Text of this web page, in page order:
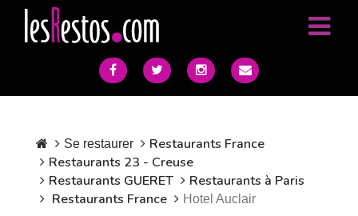
Se restaurer
Restaurants France
Restaurants 23 - Creuse
Restaurants GUERET
Restaurants à Paris
Restaurants France
Hotel Auclair